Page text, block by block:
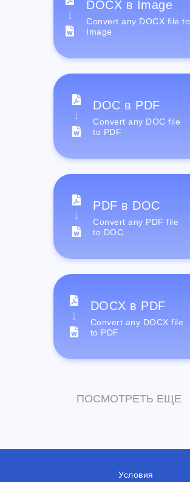
DOCX в Image
Convert any DOCX file to
Image
DOC в PDF
Convert any DOC file
to PDF
PDF в DOC
Convert any PDF file
to DOC
DOCX в PDF
Convert any DOCX file
to PDF
ПОСМОТРЕТЬ ЕЩЕ
Условия